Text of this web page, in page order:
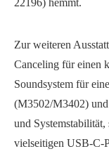
22196) hemmt.
Zur weiteren
Canceling für einen
Soundsystem für
(M3502/M3402)
und
vielseitigen USB-C-